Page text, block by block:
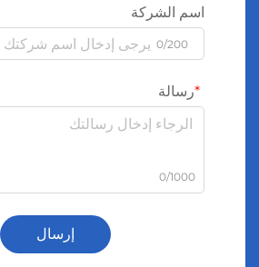
اسم الشركة
0/200
رسالة
0/1000
إرسال